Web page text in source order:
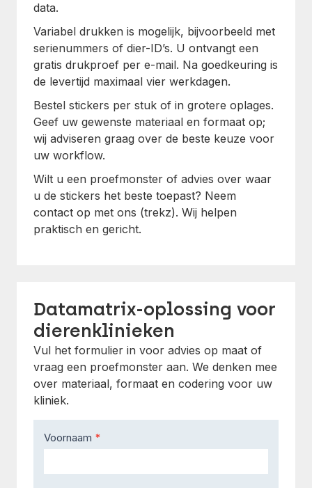
data.
Variabel drukken is mogelijk, bijvoorbeeld met
serienummers of dier-ID’s. U ontvangt een
gratis drukproef per e-mail. Na goedkeuring is
de levertijd maximaal vier werkdagen.
Bestel stickers per stuk of in grotere oplages.
Geef uw gewenste materiaal en formaat op;
wij adviseren graag over de beste keuze voor
uw workflow.
Wilt u een proefmonster of advies over waar
u de stickers het beste toepast? Neem
contact op met ons (trekz). Wij helpen
praktisch en gericht.
Datamatrix-oplossing voor
dierenklinieken
Vul het formulier in voor advies op maat of
vraag een proefmonster aan. We denken mee
over materiaal, formaat en codering voor uw
kliniek.
Contact
Us
Voornaam *